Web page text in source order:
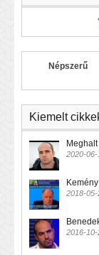
Népszerű
Kiemelt
2020-06-
2018-05-
2016-10-